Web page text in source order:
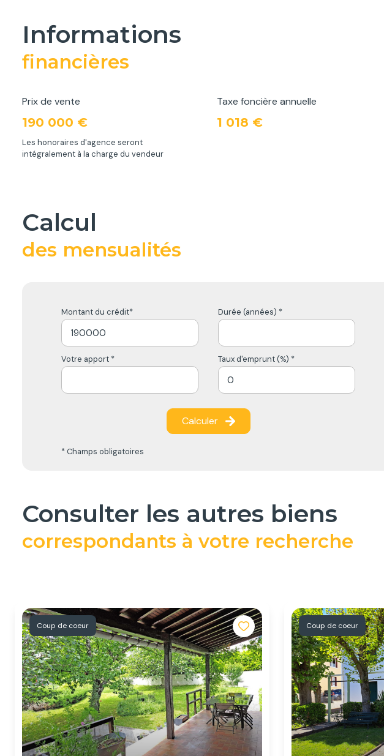
informations
financières
Prix de vente
190 000 €
Les honoraires d'agence seront
intégralement à la charge du vendeur
Taxe foncière annuelle
1 018 €
calcul
des mensualités
Montant du crédit* Durée (années) *
Votre apport * Taux d'emprunt (%) *
Calculer
* Champs obligatoires
consulter les autres biens
correspondants à votre recherche
Coup de coeur Coup de coeur